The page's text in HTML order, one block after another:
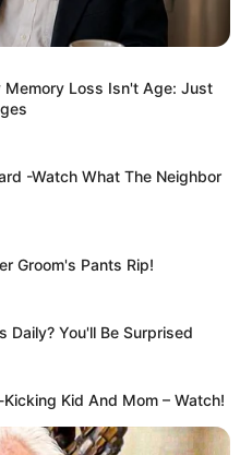
Loss Isn't Age: Just
-Watch What The Neighbor
Groom's Pants Rip!
Daily? You'll Be Surprised
Kid And Mom – Watch!